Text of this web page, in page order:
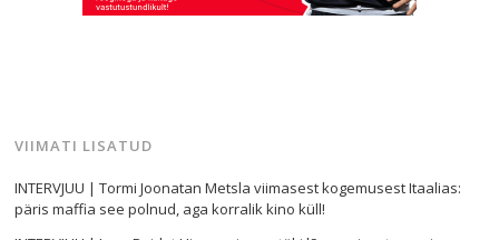
VIIMATI LISATUD
INTERVJUU | Tormi Joonatan Metsla viimasest kogemusest Itaalias:
päris maffia see polnud, aga korralik kino küll!